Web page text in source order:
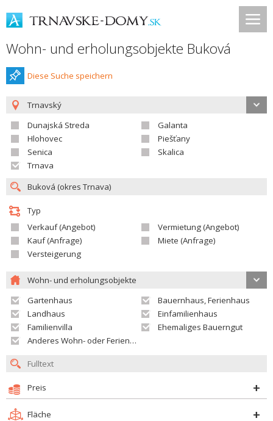
Wohn- und erholungsobjekte Buková
Diese Suche speichern
Trnavský
Dunajská Streda
Galanta
Hlohovec
Piešťany
Senica
Skalica
Trnava
Typ
Verkauf (Angebot)
Vermietung (Angebot)
Kauf (Anfrage)
Miete (Anfrage)
Versteigerung
Wohn- und erholungsobjekte
Gartenhaus
Bauernhaus, Ferienhaus
Landhaus
Einfamilienhaus
Familienvilla
Ehemaliges Bauerngut
Anderes Wohn- oder Ferienobjekt
Preis
Fläche